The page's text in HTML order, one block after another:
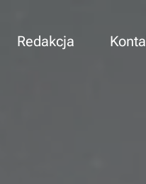
Redakcja